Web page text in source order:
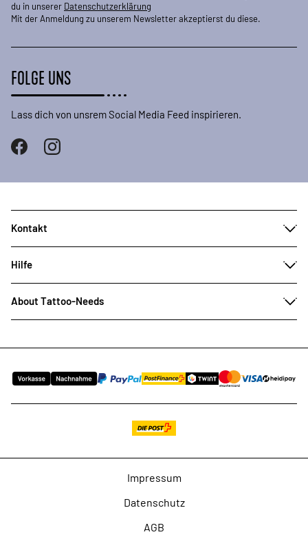
du in unserer Datenschutzerklärung
Mit der Anmeldung zu unserem Newsletter akzeptierst du diese.
FOLGE UNS
Lass dich von unsrem Social Media Feed inspirieren.
Kontakt
Hilfe
About Tattoo-Needs
Impressum
Datenschutz
AGB